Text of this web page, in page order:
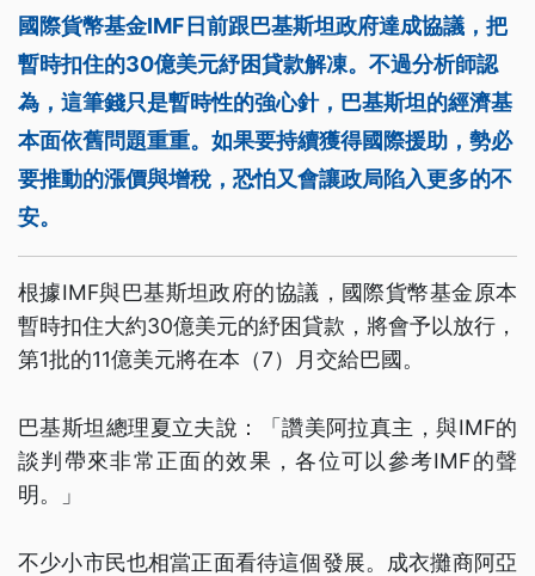
國際貨幣基金IMF日前跟巴基斯坦政府達成協議，把
暫時扣住的30億美元紓困貸款解凍。不過分析師認
為，這筆錢只是暫時性的強心針，巴基斯坦的經濟基
本面依舊問題重重。如果要持續獲得國際援助，勢必
要推動的漲價與增稅，恐怕又會讓政局陷入更多的不
安。
根據IMF與巴基斯坦政府的協議，國際貨幣基金原本
暫時扣住大約30億美元的紓困貸款，將會予以放行，
第1批的11億美元將在本（7）月交給巴國。
巴基斯坦總理夏立夫說：「讚美阿拉真主，與IMF的
談判帶來非常正面的效果，各位可以參考IMF的聲
明。」
不少小市民也相當正面看待這個發展。成衣攤商阿亞